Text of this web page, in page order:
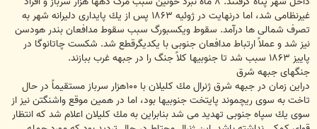
غيرنظامى شد، اما درنهايت در ژوئيه ۱۸۶۳ پس از يك پايدارى دليرانه شهر به
تصرف شمالى ها درآمد. سقوط ويكسبورگ سبب سقوط مدافعان بندر هودسن
نيز شد و عملاً ارتباط مدافعان جنوبى با يكديگرقطع شد. شكست چاتانوگا در
پاييز ۱۸۶۳ سبب شد تا جنوبيها كلاً جنگ را در جبهه غرب ببازند.
جنگهاى جبهه شرق
دراين زمان در جبهه شرق ژنرال مك كليلان با ۱۰۰هزار سرباز مستقيماً در حال
تاخت به سوى ريچموند پايتخت جنوبيها بود، اما در همين موقع واشنگتن نيز از
سوى يك سپاه جنوبى تهديد مى شد بنابراين به مك كليلان اعلام شد كه انتظار